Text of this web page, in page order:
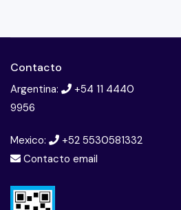
Contacto
Argentina:
+54 11 4440
9956
Mexico:
+52 5530581332
Contacto email